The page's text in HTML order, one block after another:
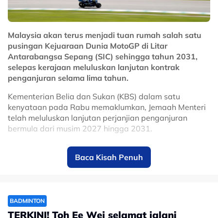
No node context available.
Related Topics
#Selangor #bola sepak
Malaysia akan terus menjadi tuan rumah salah satu
pusingan Kejuaraan Dunia MotoGP di Litar
Antarabangsa Sepang (SIC) sehingga tahun 2031,
selepas kerajaan meluluskan lanjutan kontrak
penganjuran selama lima tahun.
Kementerian Belia dan Sukan (KBS) dalam satu
kenyataan pada Rabu memaklumkan, Jemaah Menteri
telah meluluskan lanjutan perjanjian penganjuran
bermula dari musim 2027 hingga 2031.
Keputusan itu memastikan Malaysia terus kekal dalam
kalendar MotoGP, sekali gus mengukuhkan kedudukan
Sepang sebagai antara litar ikonik dalam kejuaraan
Litar Antarabangsa Sepang mula menjadi tuan rumah
MotoGP pada 1999 dan hanya terlepas menganjurkan
Baca Kisah Penuh
BADMINTON
TERKINI! Toh Ee Wei selamat jalani